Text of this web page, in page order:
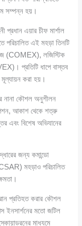
সম্পন্ন হয়।
প্রধান এয়ার চীফ মার্শাল
এই মহড়া তিনটি
(COMEX), লজিস্টিক
প্রতিটি ধাপে বাস্তব
মূল্যায়ন করা হয়।
নানা কৌশল অনুশীলন
আকাশ থেকে শত্রু
এবং বিশেষ অভিযানের
জন্য কমান্ডো
মহড়াও পরিচালিত
প্রতিহত করার কৌশল
ইনসার্শনের মতো জটিল
মাধ্যমে